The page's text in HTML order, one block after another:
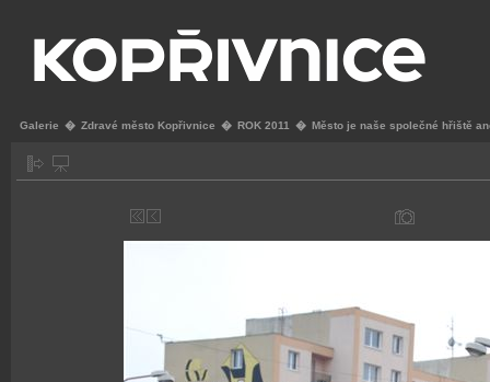
Galerie � Zdravé město Kopřivnice � ROK 2011 � Město je naše společné hřiště